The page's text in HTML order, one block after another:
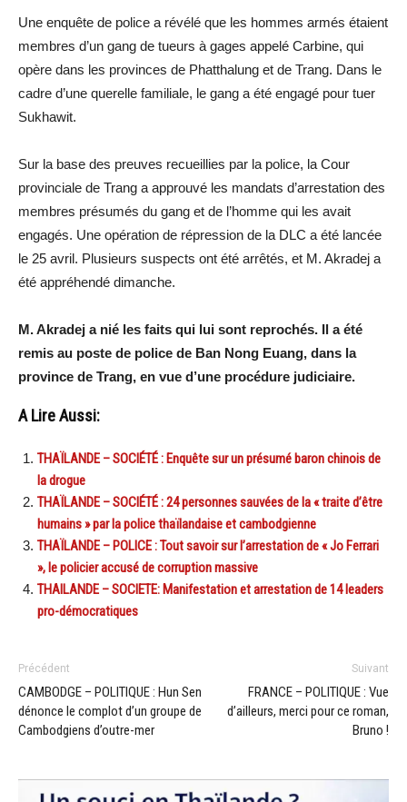
Une enquête de police a révélé que les hommes armés étaient
membres d’un gang de tueurs à gages appelé Carbine, qui
opère dans les provinces de Phatthalung et de Trang. Dans le
cadre d’une querelle familiale, le gang a été engagé pour tuer
Sukhawit.
Sur la base des preuves recueillies par la police, la Cour
provinciale de Trang a approuvé les mandats d’arrestation des
membres présumés du gang et de l’homme qui les avait
engagés. Une opération de répression de la DLC a été lancée
le 25 avril. Plusieurs suspects ont été arrêtés, et M. Akradej a
été appréhendé dimanche.
M. Akradej a nié les faits qui lui sont reprochés. Il a été
remis au poste de police de Ban Nong Euang, dans la
province de Trang, en vue d’une procédure judiciaire.
A Lire Aussi:
THAÏLANDE – SOCIÉTÉ : Enquête sur un présumé baron chinois de
la drogue
THAÏLANDE – SOCIÉTÉ : 24 personnes sauvées de la « traite d’être
humains » par la police thaïlandaise et cambodgienne
THAÏLANDE – POLICE : Tout savoir sur l’arrestation de « Jo Ferrari
», le policier accusé de corruption massive
THAILANDE – SOCIETE: Manifestation et arrestation de 14 leaders
pro-démocratiques
Précédent
CAMBODGE – POLITIQUE : Hun Sen
dénonce le complot d’un groupe de
Cambodgiens d’outre-mer
Suivant
FRANCE – POLITIQUE : Vue
d’ailleurs, merci pour ce roman,
Bruno !